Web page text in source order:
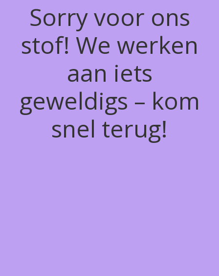
Sorry voor ons
stof! We werken
aan iets
geweldigs – kom
snel terug!